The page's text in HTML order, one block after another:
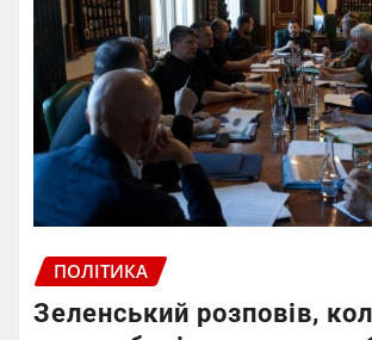
ПОЛІТИКА
Зеленський розповів,